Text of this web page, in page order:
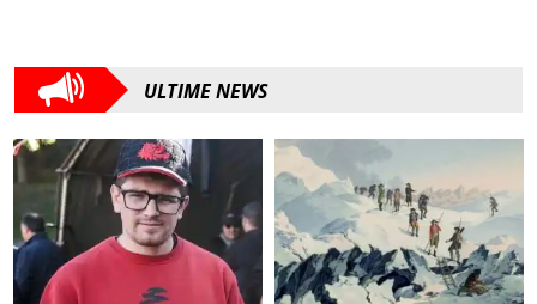
ULTIME NEWS